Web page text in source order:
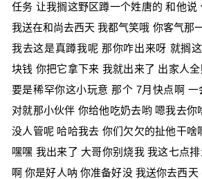
任务 让我搁这野区蹲一个姓唐的 和他说
我送在和尚去西天 我都气笑哦 你客气那
我去这是真蹲我呢 那你咋出来呀 就搁
块钱 你把它拿下来 我就出来了 出家人
要是稀罕你这小玩意 那个 7月快点啊
对就那小伙伴 你给他吃奶去哟 嗯我去你
没人管呢 哈哈我去 你们欠欠的扯他干啥
嘿嘿 我出来了 大哥你别烧我 我这七点
啊 你是好人呐 你准备好没 我送你去西